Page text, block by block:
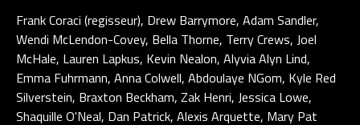
Frank Coraci (regisseur), Drew Barrymore, Adam Sandler,
Wendi McLendon-Covey, Bella Thorne, Terry Crews, Joel
McHale, Lauren Lapkus, Kevin Nealon, Alyvia Alyn Lind,
Emma Fuhrmann, Anna Colwell, Abdoulaye NGom, Kyle Red
Silverstein, Braxton Beckham, Zak Henri, Jessica Lowe,
Shaquille O'Neal, Dan Patrick, Alexis Arquette, Mary Pat